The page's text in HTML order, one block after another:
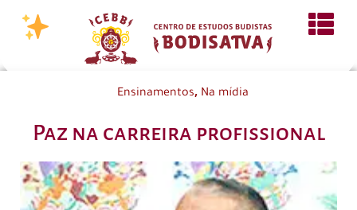
Ensinamentos, Na mídia
Paz na carreira profissional